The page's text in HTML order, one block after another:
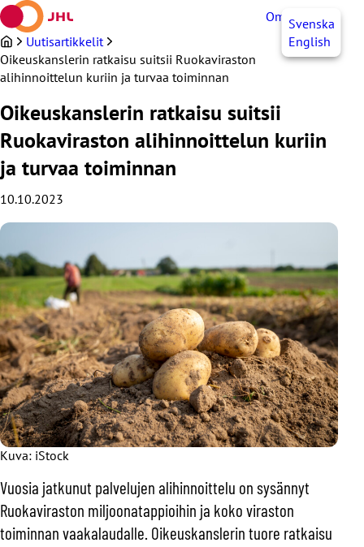
Siirry
sisältöön
OmaJHLSvenska
English
Uutisartikkelit
Oikeuskanslerin ratkaisu suitsii Ruokaviraston
alihinnoittelun kuriin ja turvaa toiminnan
Oikeuskanslerin ratkaisu suitsii
Ruokaviraston alihinnoittelun kuriin
ja turvaa toiminnan
10.10.2023
Kuva: iStock
Vuosia jatkunut palvelujen alihinnoittelu on sysännyt
Ruokaviraston miljoonatappioihin ja koko viraston
toiminnan vaakalaudalle. Oikeuskanslerin tuore ratkaisu